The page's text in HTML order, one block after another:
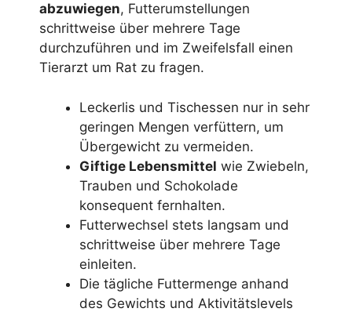
abzuwiegen, Futterumstellungen
schrittweise über mehrere Tage
durchzuführen und im Zweifelsfall einen
Tierarzt um Rat zu fragen.
Leckerlis und Tischessen nur in sehr
geringen Mengen verfüttern, um
Übergewicht zu vermeiden.
Giftige Lebensmittel wie Zwiebeln,
Trauben und Schokolade
konsequent fernhalten.
Futterwechsel stets langsam und
schrittweise über mehrere Tage
einleiten.
Die tägliche Futtermenge anhand
des Gewichts und Aktivitätslevels